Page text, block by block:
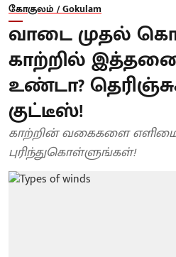
கோகுலம் / Gokulam
வாடை முதல்
காற்றில்
உண்டா?
குட்டீஸ்!
காற்றின் வகைகளை
புரிந்துகொள்ளுங்கள்!